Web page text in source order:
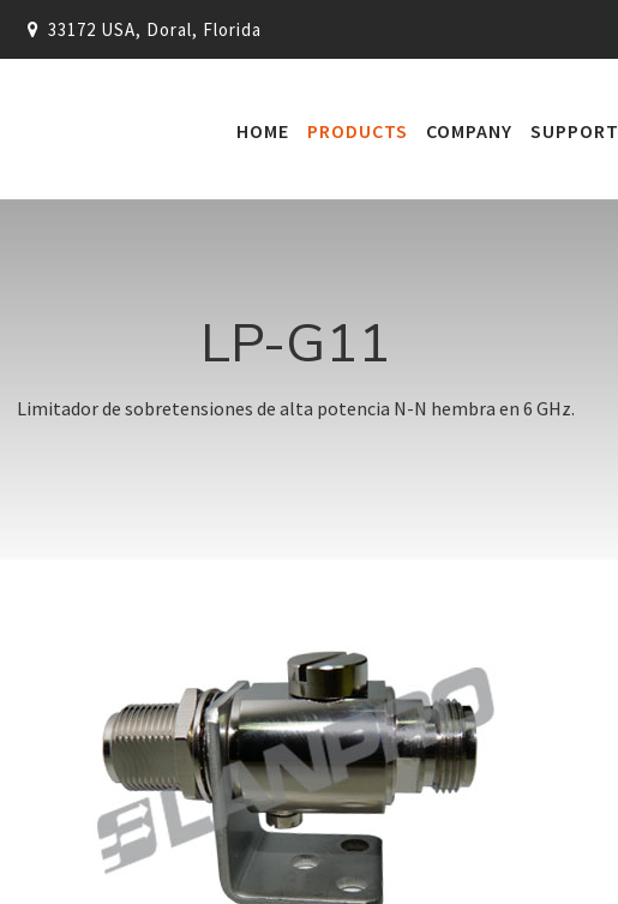
33172 USA, Doral, Florida
HOME PRODUCTS COMPANY SUPPORT
LP-G11
Limitador de sobretensiones de alta potencia N-N hembra en 6 GHz.